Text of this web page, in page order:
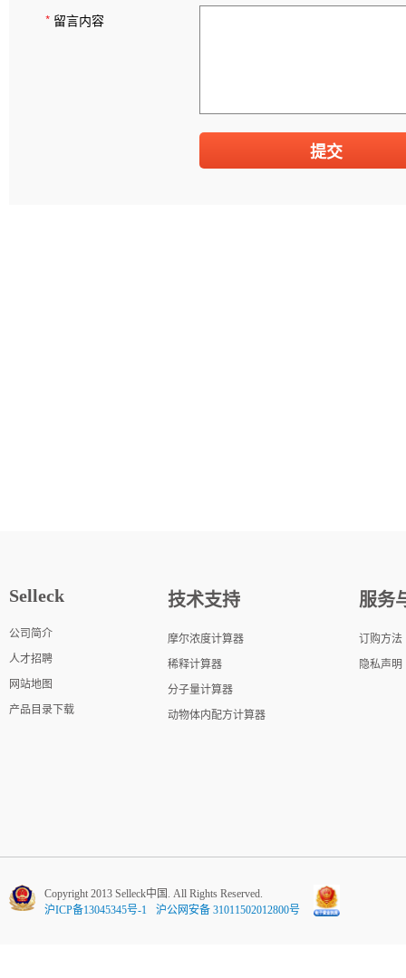
* 留言内容
Selleck
公司简介
人才招聘
网站地图
产品目录下载
技术支持
摩尔浓度计算器
稀释计算器
分子量计算器
动物体内配方计算器
服务
订购方法
隐私声明
Copyright 2013 Selleck中国. All Rights Reserved.
沪ICP备13045345号-1
沪公网安备 31011502012800号